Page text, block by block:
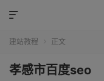

建站教程 正文
孝感市百度seo